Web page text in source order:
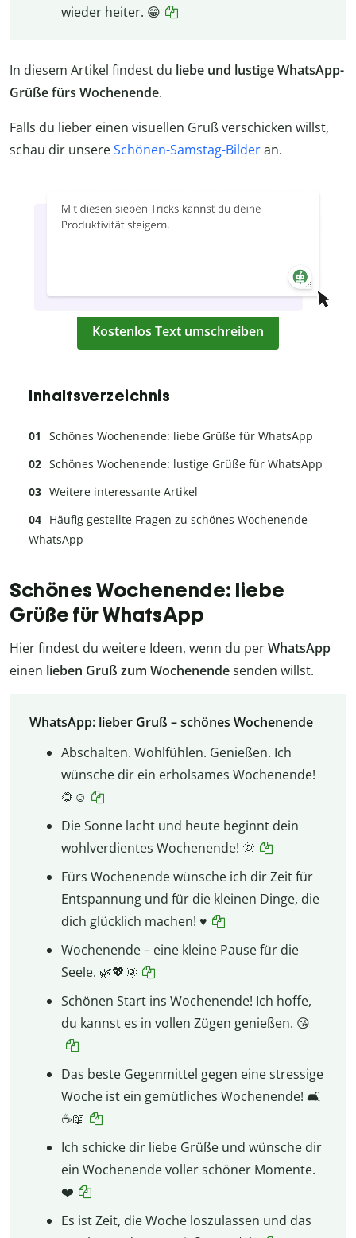
wieder heiter. 😁
In diesem Artikel findest du liebe und lustige WhatsApp-
Grüße fürs Wochenende.
Falls du lieber einen visuellen Gruß verschicken willst,
schau dir unsereSchönen-Samstag-Bilderan.
Kostenlos Text umschreiben
Inhaltsverzeichnis
Schönes Wochenende: liebe Grüße für WhatsApp
Schönes Wochenende: lustige Grüße für WhatsApp
Weitere interessante Artikel
Häufig gestellte Fragen zu schönes Wochenende
WhatsApp
Schönes Wochenende: liebe
Grüße für WhatsApp
Hier findest du weitere Ideen, wenn du perWhatsApp
einen lieben Gruß zum Wochenendesenden willst.
WhatsApp: lieber Gruß – schönes Wochenende
Abschalten. Wohlfühlen. Genießen. Ich
wünsche dir ein erholsames Wochenende!
🌻☺️
Die Sonne lacht und heute beginnt dein
wohlverdientes Wochenende! 🌞
Fürs Wochenende wünsche ich dir Zeit für
Entspannung und für die kleinen Dinge, die
dich glücklich machen! ♥️
Wochenende – eine kleine Pause für die
Seele. 🌿💖🌞
Schönen Start ins Wochenende! Ich hoffe,
du kannst es in vollen Zügen genießen. 😘
Das beste Gegenmittel gegen eine stressige
Woche ist ein gemütliches Wochenende! 🛋️
☕📖
Ich schicke dir liebe Grüße und wünsche dir
ein Wochenende voller schöner Momente.
❤️
Es ist Zeit, die Woche loszulassen und das